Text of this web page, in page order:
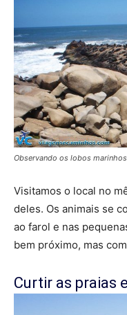
Observando os lobos
Visitamos o local no
deles. Os animais se
ao farol e nas
bem próximo, mas
Curtir as praias